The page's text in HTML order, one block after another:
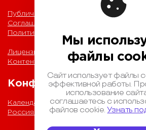
Конференции
Календарь
Россия IV
Публичная оферта
Соглашение на обработку
Политика обработки персональных
Лицензионный договор с Автором
Контентная политика конференции
Мы
файлы
Сайт использует файлы
эффективной работы.
использование
соглашаетесь с
файлов cookie.Узнать